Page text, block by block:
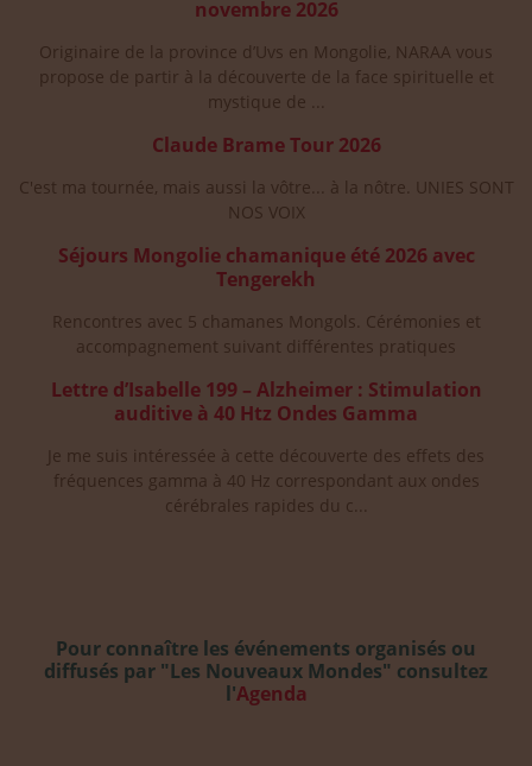
novembre 2026
Originaire de la province d’Uvs en Mongolie, NARAA vous
propose de partir à la découverte de la face spirituelle et
mystique de ...
Claude Brame Tour 2026
C'est ma tournée, mais aussi la vôtre... à la nôtre. UNIES SONT
NOS VOIX
Séjours Mongolie chamanique été 2026 avec
Tengerekh
Rencontres avec 5 chamanes Mongols. Cérémonies et
accompagnement suivant différentes pratiques
Lettre d’Isabelle 199 – Alzheimer : Stimulation
auditive à 40 Htz Ondes Gamma
Je me suis intéressée à cette découverte des effets des
fréquences gamma à 40 Hz correspondant aux ondes
cérébrales rapides du c...
Pour connaître les événements organisés ou
diffusés par "Les Nouveaux Mondes" consultez
l'Agenda